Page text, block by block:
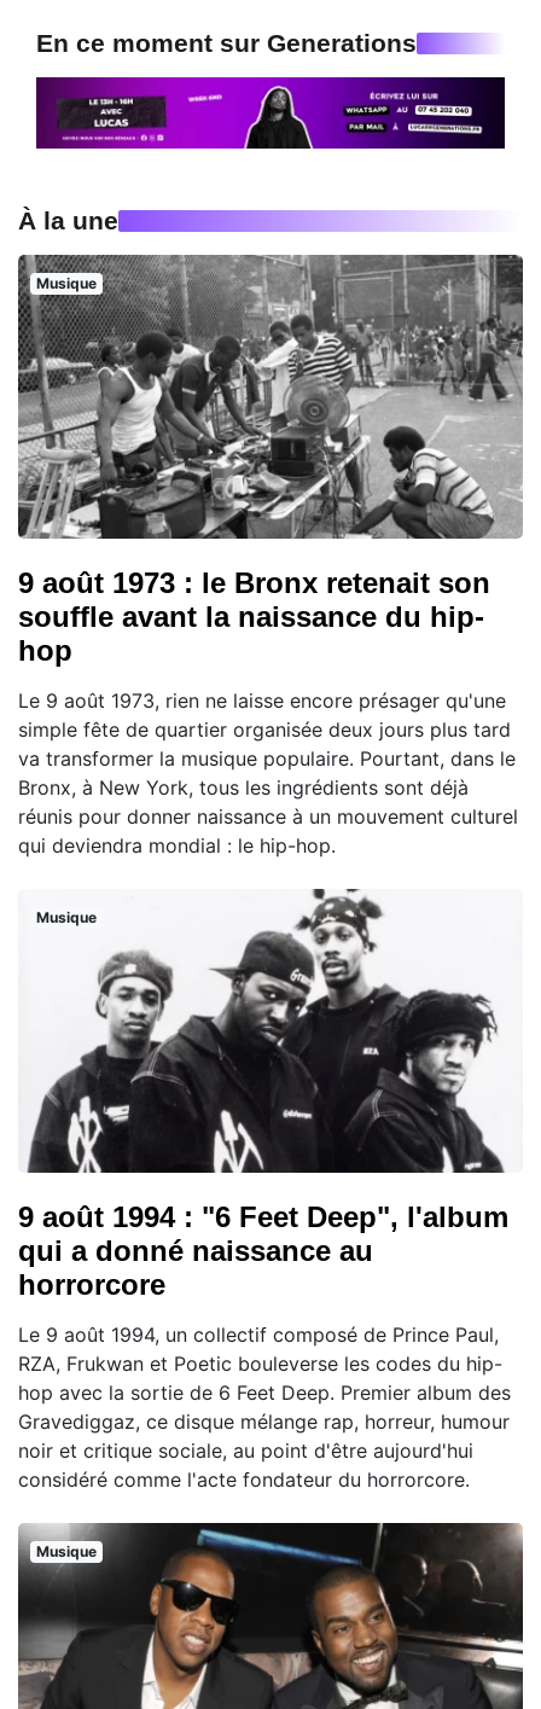
En ce moment sur Generations
À la une
Musique
9 août 1973 : le Bronx retenait son
souffle avant la naissance du hip-
hop
Le 9 août 1973, rien ne laisse encore présager qu'une
simple fête de quartier organisée deux jours plus tard
va transformer la musique populaire. Pourtant, dans le
Bronx, à New York, tous les ingrédients sont déjà
réunis pour donner naissance à un mouvement culturel
qui deviendra mondial : le hip-hop.
Musique
9 août 1994 : "6 Feet Deep", l'album
qui a donné naissance au
horrorcore
Le 9 août 1994, un collectif composé de Prince Paul,
RZA, Frukwan et Poetic bouleverse les codes du hip-
hop avec la sortie de 6 Feet Deep. Premier album des
Gravediggaz, ce disque mélange rap, horreur, humour
noir et critique sociale, au point d'être aujourd'hui
considéré comme l'acte fondateur du horrorcore.
Musique